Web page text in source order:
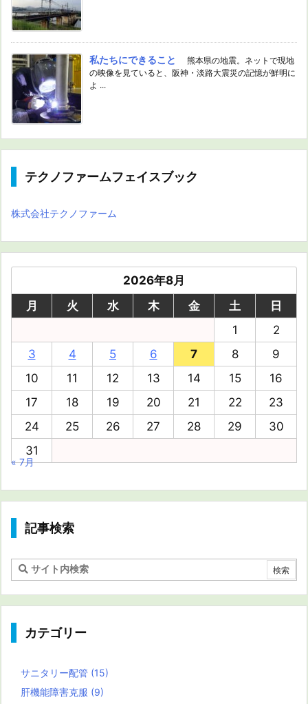
私たちにできること
熊本県の地震。ネットで現地
の映像を見ていると、阪神・淡路大震災の記憶が鮮明に
よ ...
テクノファームフェイスブック
株式会社テクノファーム
2026年8月
月
火 水 木 金 土
日
1
2
3
4 5 6 7 8
9
10
11 12 13 14 15
16
17
18 19 20 21 22
23
24
25 26 27 28 29
30
31
« 7月
記事検索
カテゴリー
サニタリー配管 (15)
肝機能障害克服 (9)